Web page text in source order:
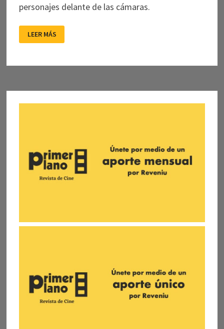
personajes delante de las cámaras.
VARIACIONES
SOBRE
TEMAS
LEER MÁS